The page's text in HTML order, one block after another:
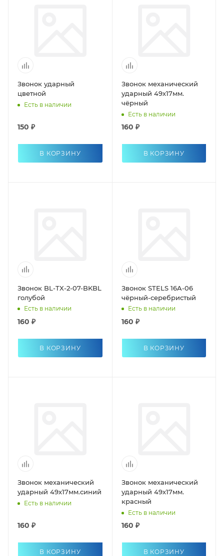
Звонок ударный
цветной
Есть в наличии
150 ₽
В КОРЗИНУ
Звонок механический
ударный 49х17мм.
чёрный
Есть в наличии
160 ₽
В КОРЗИНУ
Звонок BL-TX-2-07-BKBL
голубой
Есть в наличии
160 ₽
В КОРЗИНУ
Звонок STELS 16A-06
чёрный-серебристый
Есть в наличии
160 ₽
В КОРЗИНУ
Звонок механический
ударный 49х17мм.синий
Есть в наличии
160 ₽
В КОРЗИНУ
Звонок механический
ударный 49х17мм.
красный
Есть в наличии
160 ₽
В КОРЗИНУ